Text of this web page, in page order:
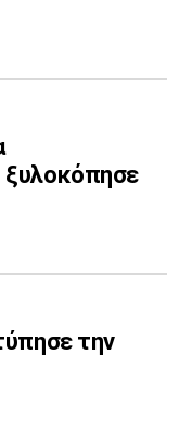
ξυλοκόπησε
την